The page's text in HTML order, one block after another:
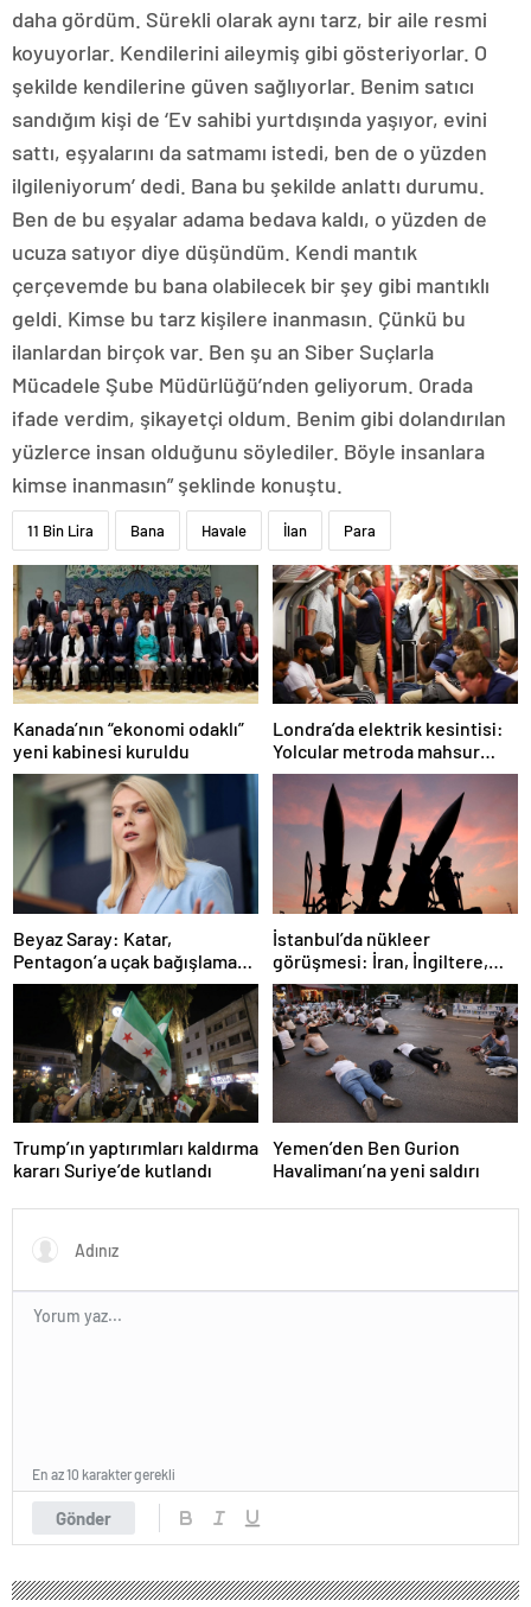
daha gördüm. Sürekli olarak aynı tarz, bir aile resmi
koyuyorlar. Kendilerini aileymiş gibi gösteriyorlar. O
şekilde kendilerine güven sağlıyorlar. Benim satıcı
sandığım kişi de ‘Ev sahibi yurtdışında yaşıyor, evini
sattı, eşyalarını da satmamı istedi, ben de o yüzden
ilgileniyorum’ dedi. Bana bu şekilde anlattı durumu.
Ben de bu eşyalar adama bedava kaldı, o yüzden de
ucuza satıyor diye düşündüm. Kendi mantık
çerçevemde bu bana olabilecek bir şey gibi mantıklı
geldi. Kimse bu tarz kişilere inanmasın. Çünkü bu
ilanlardan birçok var. Ben şu an Siber Suçlarla
Mücadele Şube Müdürlüğü’nden geliyorum. Orada
ifade verdim, şikayetçi oldum. Benim gibi dolandırılan
yüzlerce insan olduğunu söylediler. Böyle insanlara
kimse inanmasın” şeklinde konuştu.
11 Bin Lira Bana Havale İlan Para
Kanada’nın “ekonomi odaklı”
yeni kabinesi kuruldu
Londra’da elektrik kesintisi:
Yolcular metroda mahsur
kaldı
Beyaz Saray: Katar,
Pentagon’a uçak bağışlamayı
teklif etti
İstanbul’da nükleer
görüşmesi: İran, İngiltere,
Fransa ve Almanya buluşacak
Trump’ın yaptırımları kaldırma
kararı Suriye’de kutlandı
Yemen’den Ben Gurion
Havalimanı’na yeni saldırı
Gönder
En az 10 karakter gerekli